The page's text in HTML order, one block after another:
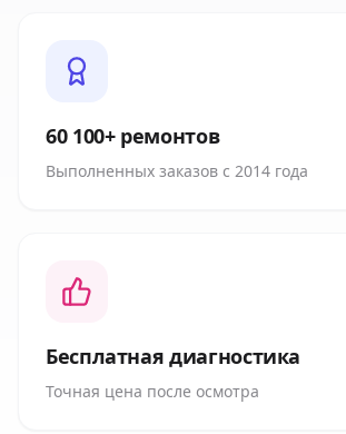
60 100+ ремонтов
Выполненных заказов с 2014 года
Бесплатная диагностика
Точная цена после осмотра